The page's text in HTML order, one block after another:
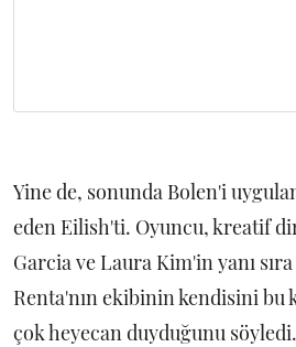
Yine de, sonunda Bolen'i
eden Eilish'ti. Oyuncu, kreatif
Garcia ve Laura Kim'in yanı
Renta'nın ekibinin kendisini bu
çok heyecan duyduğunu